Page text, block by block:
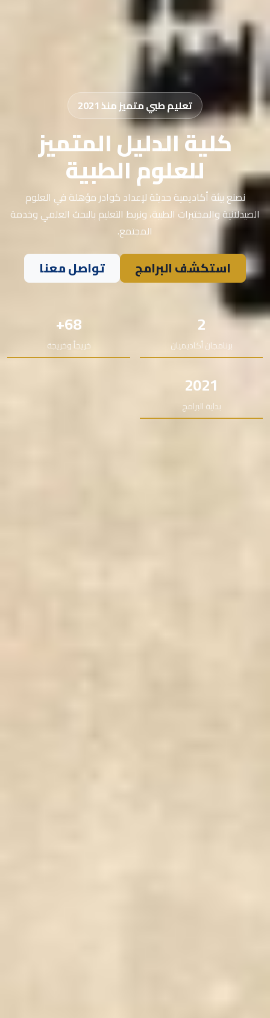
تعليم طبي متميز منذ 2021
كلية الدليل المتميز
للعلوم الطبية
نصنع بيئة أكاديمية حديثة لإعداد كوادر مؤهلة في العلوم
الصيدلانية والمختبرات الطبية، ونربط التعليم بالبحث العلمي وخدمة
المجتمع.
استكشف البرامج تواصل معنا
2
برنامجان أكاديميان
68+
خريجاً وخريجة
2021
بداية البرامج